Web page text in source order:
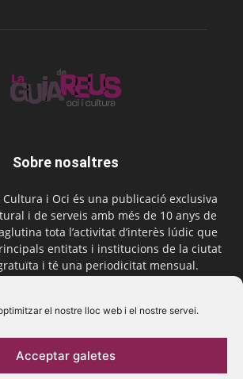
el nostre lloc web i el nostre servei.
Acceptar galetes
Sobre nosaltres
Cultura i Oci és una publicació exclusiva
i de serveis amb més de 10 anys de
tota l’activitat d’interès lúdic que
entitats i institucions de la ciutat
i té una periodicitat mensual.
Segueix-nos